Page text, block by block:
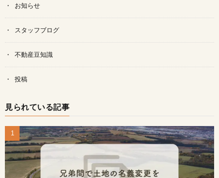
お知らせ
スタッフブログ
不動産豆知識
投稿
見られている記事